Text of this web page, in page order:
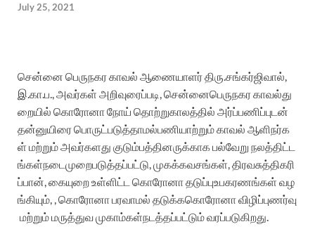
July 25, 2021
சென்னை பெருநகரகாவல் ஆணையாளர்திரு.சங்கர்ஜிவால்
இ.கா.ப அவர்கள் அறிவுரைப்படி சென்னைபெருநகரகாவல்து
றையில் கொரோனாநோய் தொற்றுகாலத்தில் அர்ப்பணிப்புடன்
தன்னுயிரைபொருட்படுத்தாமல்பணியாற்றும்காவல் ஆளிநர்க
ள் மற்றும்அவர்களது குடும்பத்தினருக்காகபல்வேறு நலத்திட்ட
ங்கள்நடைமுறைபடுத்தப்பட்டு முகக்கவசங்கள் திரவசுத்திகரி
ப்பான் கையுறைஉள்ளிட்ட கொரோனாதடுப்புஉபகரணங்கள் வழ
ங்கியும் கொரோனாபரவாமல் தடுக்ககொரோனாவிழிப்புணர்வு
மற்றும்மருத்துவ முகாம்கள்நடத்தப்பட்டும்வரப்படுகிறது